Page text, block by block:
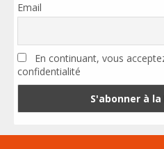
Email
En continuant, vous
confidentialité